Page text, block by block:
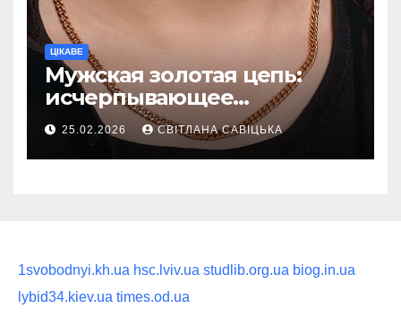
ЦІКАВЕ
Мужская золотая цепь:
исчерпывающее
руководство по выбору
статусного украшения
25.02.2026 СВІТЛАНА САВІЦЬКА
1svobodnyi.kh.ua hsc.lviv.ua studlib.org.ua biog.in.ua
lybid34.kiev.ua times.od.ua